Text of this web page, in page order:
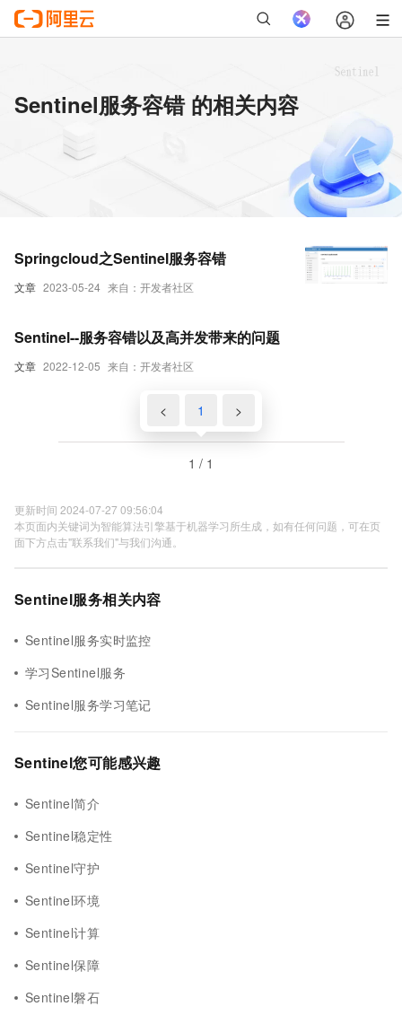
Sentinel服务容错 的相关内容
文章 2023-05-24 来自：开发者社区
Springcloud之Sentinel服务容错
文章 2022-12-05 来自：开发者社区
Sentinel--服务容错以及高并发带来的问题
< 1 >
1 / 1
更新时间 2024-07-27 09:56:04
本页面内关键词为智能算法引擎基于机器学习所生成，如有任何问题，可在页
面下方点击"联系我们"与我们沟通。
Sentinel服务相关内容
Sentinel服务实时监控
学习Sentinel服务
Sentinel服务学习笔记
Sentinel您可能感兴趣
Sentinel简介
Sentinel稳定性
Sentinel守护
Sentinel环境
Sentinel计算
Sentinel保障
Sentinel磐石